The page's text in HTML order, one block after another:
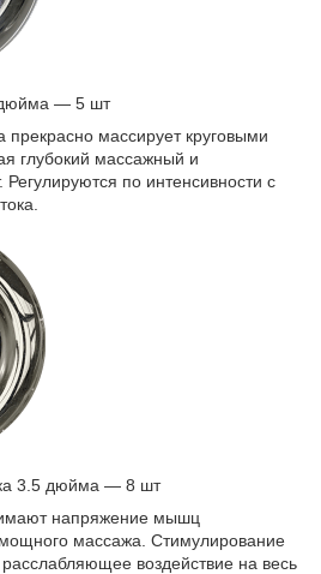
дюйма — 5 шт
массирует круговыми
глубокий массажный и
по интенсивности с
3.5 дюйма — 8 шт
напряжение мышц
массажа. Стимулирование
расслабляющее воздействие на весь